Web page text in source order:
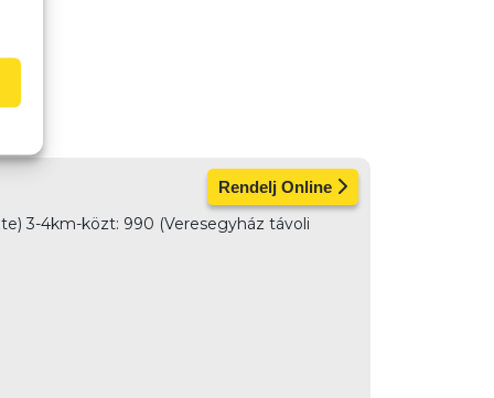
Rendelj Online
3-4km-közt: 990 (Veresegyház távoli